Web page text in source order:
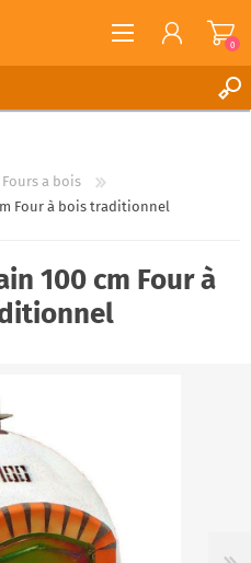
0
Fours a bois
Four à bois traditionnel
100 cm Four à